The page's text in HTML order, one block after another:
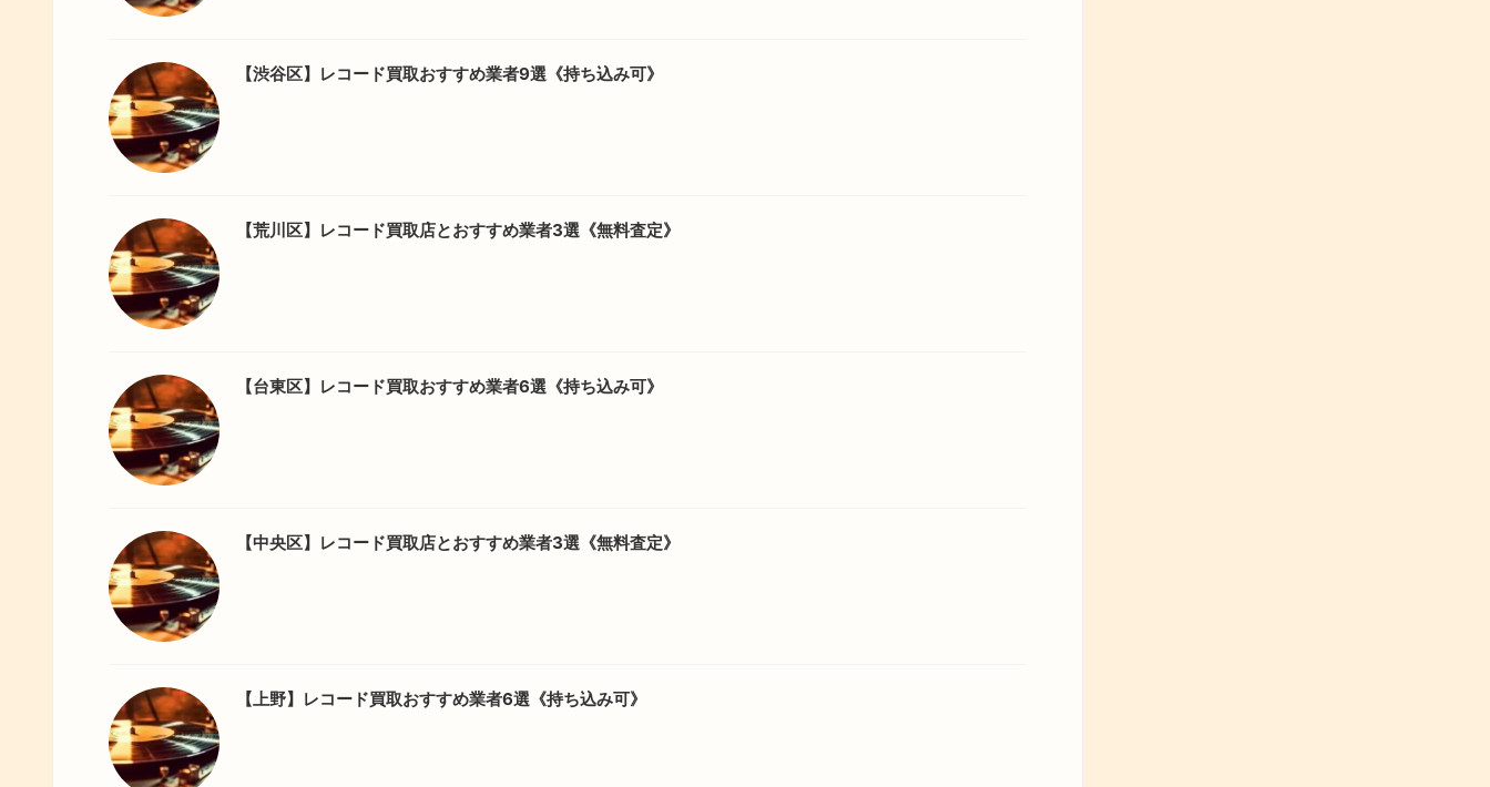
【渋谷区】レコード買取おすすめ業者9選《持ち込み可》
【荒川区】レコード買取店とおすすめ業者3選《無料査定》
【台東区】レコード買取おすすめ業者6選《持ち込み可》
【中央区】レコード買取店とおすすめ業者3選《無料査定》
【上野】レコード買取おすすめ業者6選《持ち込み可》